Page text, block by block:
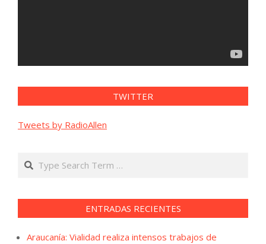
TWITTER
Tweets by RadioAllen
Search
ENTRADAS RECIENTES
Araucanía: Vialidad realiza intensos trabajos de